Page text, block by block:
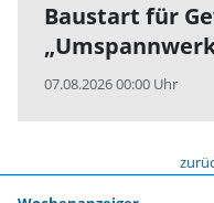
Baustart für
07.08.2026 00:00 Uhr